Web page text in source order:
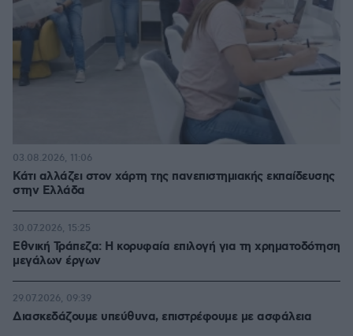
Κάτι αλλάζει στον χάρτη της πανεπιστημιακής εκπαίδευσης
στην Ελλάδα
03.08.2026, 11:06
Εθνική Τράπεζα: Η κορυφαία επιλογή για τη χρηματοδότηση
μεγάλων έργων
30.07.2026, 15:25
Διασκεδάζουμε υπεύθυνα, επιστρέφουμε με ασφάλεια
29.07.2026, 09:39